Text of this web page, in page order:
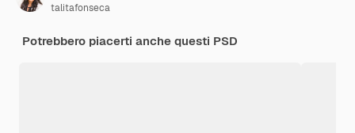
talitafonseca
Potrebbero piacerti anche questi PSD